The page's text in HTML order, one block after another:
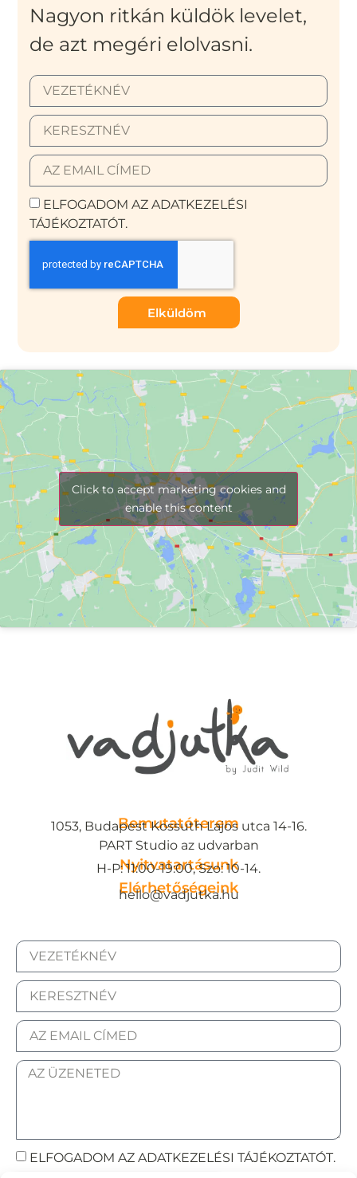
Nagyon ritkán küldök levelet,
de azt megéri elolvasni.
ELFOGADOM AZ ADATKEZELÉSI
TÁJÉKOZTATÓT.
Elküldöm
Click to accept marketing cookies and
enable this content
Bemutatóterem
1053, Budapest Kossuth Lajos utca 14-16.
PART Studio az udvarban
Nyitvatartásunk
H-P: 11:00-19:00, Szo: 10-14.
Elérhetőségeink
hello@vadjutka.hu
ELFOGADOM AZ ADATKEZELÉSI TÁJÉKOZTATÓT.